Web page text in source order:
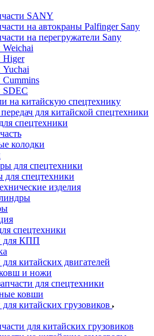
SANY
на автокраны Palfinger Sany
на перегружатели Sany
Weichai
Higer
Yuchai
Cummins
SDEC
на китайскую спецтехнику
для китайской спецтехники
спецтехники
колодки
для спецтехники
для спецтехники
изделия
спецтехники
для КПП
для китайских двигателей
и ножи
для спецтехники
ковши
для китайских грузовиков
для китайских грузовиков